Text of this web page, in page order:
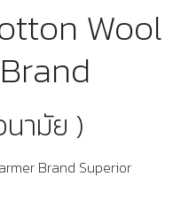
Wool
ามัย )
Brand Superior